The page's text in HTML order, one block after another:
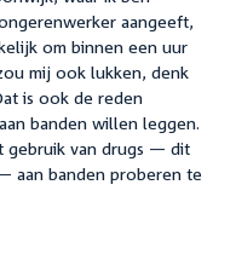
aangeeft,
om binnen een uur
mij ook lukken, denk
is ook de reden
banden willen leggen.
gebruik van drugs — dit
aan banden proberen te